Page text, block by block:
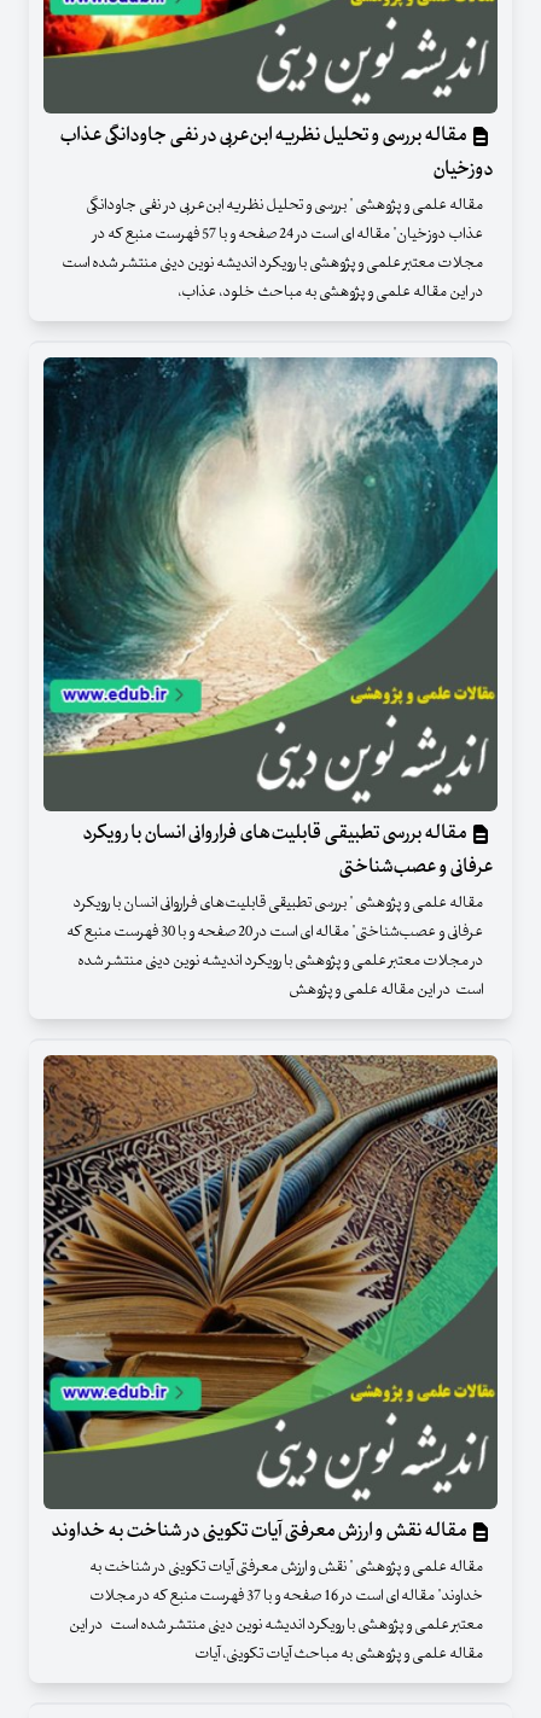
مقاله بررسی و تحلیل نظریه ابن‌عربی در نفی جاودانگی عذاب
دوزخیان
مقاله علمی و پژوهشی " بررسی و تحلیل نظریه ابن‌عربی در نفی جاودانگی
عذاب دوزخیان" مقاله ای است در 24 صفحه و با 57 فهرست منبع که در
مجلات معتبر علمی و پژوهشی با رویکرد اندیشه نوین دینی منتشر شده است
در این مقاله علمی و پژوهشی به مباحث خلود، عذاب،
مقاله بررسی تطبیقی قابلیت‌های فراروانی انسان با رویکرد
عرفانی و عصب‌شناختی
مقاله علمی و پژوهشی " بررسی تطبیقی قابلیت‌های فراروانی انسان با رویکرد
عرفانی و عصب‌شناختی" مقاله ای است در 20 صفحه و با 30 فهرست منبع که
در مجلات معتبر علمی و پژوهشی با رویکرد اندیشه نوین دینی منتشر شده
است در این مقاله علمی و پژوهش
مقاله نقش و ارزش معرفتی آیات تکوینی در شناخت به خداوند
مقاله علمی و پژوهشی " نقش و ارزش معرفتی آیات تکوینی در شناخت به
خداوند" مقاله ای است در 16 صفحه و با 37 فهرست منبع که در مجلات
معتبر علمی و پژوهشی با رویکرد اندیشه نوین دینی منتشر شده است در این
مقاله علمی و پژوهشی به مباحث آیات تکوینی، آیات